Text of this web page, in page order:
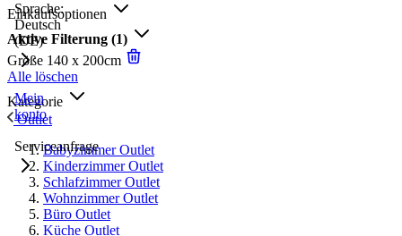
Sprache:
Deutsch
(DE)
Mein
konto
Serviceanfrage
Einkaufsoptionen
Aktive Filterung (1)
Größe 140 x 200cm
Alle löschen
Kategorie
Outlet
Babyzimmer Outlet
Kinderzimmer Outlet
Schlafzimmer Outlet
Wohnzimmer Outlet
Büro Outlet
Küche Outlet